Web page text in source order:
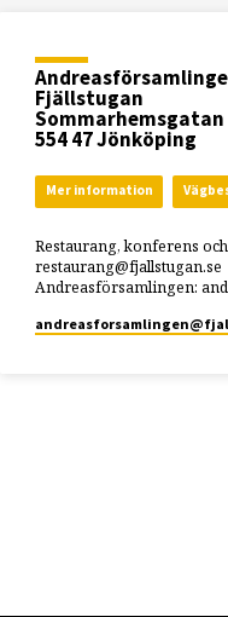
Fjällstugan
Sommarhemsgatan
554 47 Jönköping
Mer information
Restaurang, konferens
restaurang@fjallstugan.se
Andreasförsamlingen: